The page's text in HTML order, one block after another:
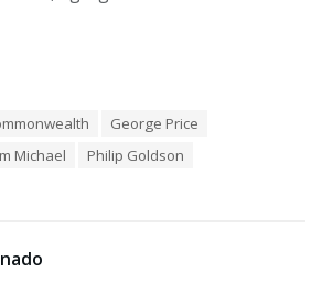
George Price
Michael
Philip Goldson